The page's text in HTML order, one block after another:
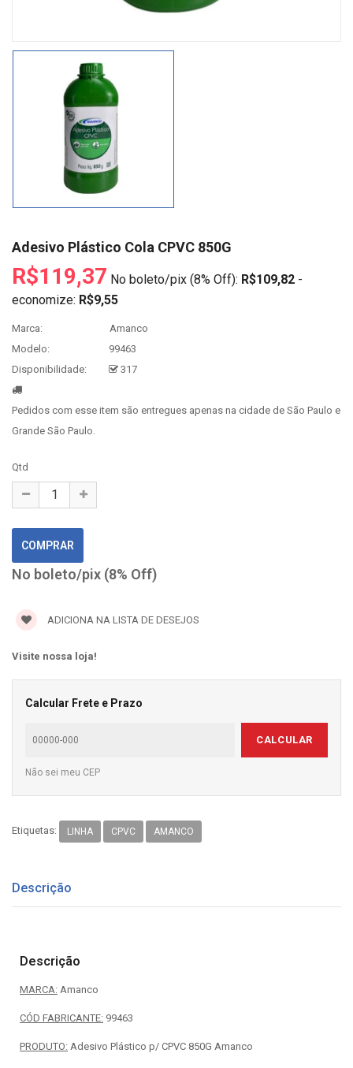
Adesivo Plástico Cola CPVC 850G
R$119,37 No boleto/pix (8% Off): R$109,82 -
economize: R$9,55
Marca:
Amanco
Modelo:
99463
Disponibilidade:
317
Pedidos com esse item são entregues apenas na cidade de São Paulo e
Grande São Paulo.
Qtd
No boleto/pix (8% Off)
ADICIONA NA LISTA DE DESEJOS
Visite nossa loja!
Calcular Frete e Prazo
CALCULAR
Não sei meu CEP
Etiquetas: LINHA CPVC AMANCO
Descrição
Descrição
MARCA: Amanco
CÓD FABRICANTE: 99463
PRODUTO: Adesivo Plástico p/ CPVC 850G Amanco